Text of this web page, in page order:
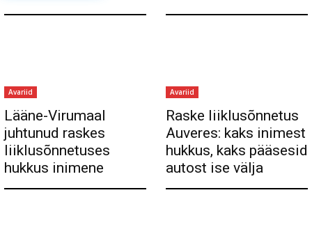
Avariid
Lääne-Virumaal
juhtunud raskes
liiklusõnnetuses
hukkus inimene
Avariid
Raske liiklusõnnetus
Auveres: kaks inimest
hukkus, kaks pääsesid
autost ise välja